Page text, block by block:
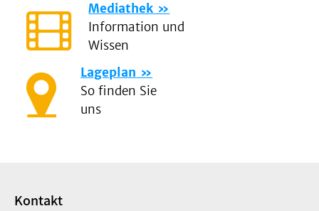
Mediathek
Information und
Wissen
Lageplan
So finden Sie
uns
Kontakt